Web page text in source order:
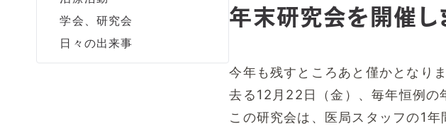
年末研究会を開催し
今年も残すところあと僅かとなり
去る12月22日（金）、毎年恒例の
この研究会は、医局スタッフの1
学会、研究会
日々の出来事